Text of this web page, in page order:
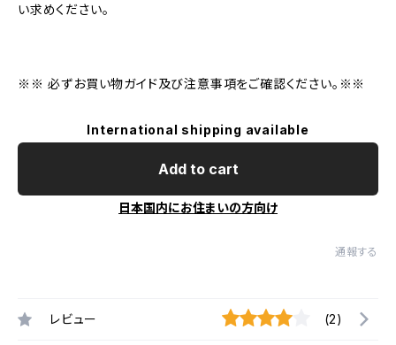
い求めください。
※※ 必ずお買い物ガイド及び注意事項をご確認ください。※※
International shipping available
Add to cart
日本国内にお住まいの方向け
通報する
レビュー (2)